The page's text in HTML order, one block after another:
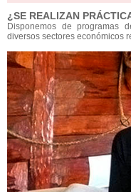
¿SE REALIZAN
Disponemos de programas
diversos sectores económicos